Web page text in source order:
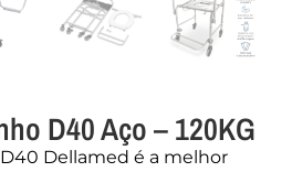
D40 Aço – 120KG
Dellamed é a melhor